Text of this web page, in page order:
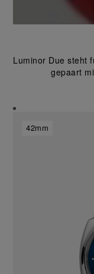
Luminor Due steht
gepaart
42mm